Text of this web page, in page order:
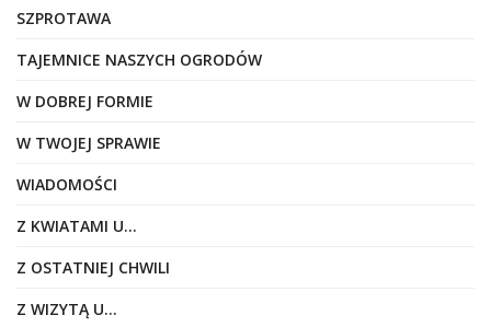
SZPROTAWA
TAJEMNICE NASZYCH OGRODÓW
W DOBREJ FORMIE
W TWOJEJ SPRAWIE
WIADOMOŚCI
Z KWIATAMI U…
Z OSTATNIEJ CHWILI
Z WIZYTĄ U…